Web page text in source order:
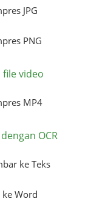
JPG
PNG
video
MP4
OCR
ke Teks
ke Word